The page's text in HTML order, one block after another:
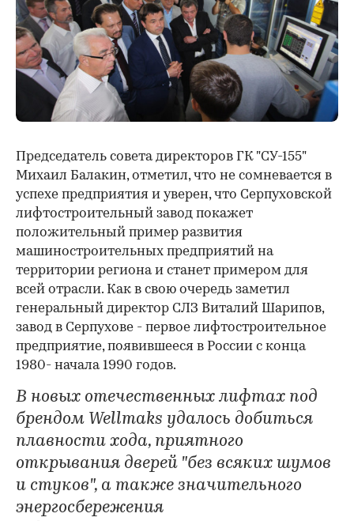
Председатель совета директоров ГК "СУ-155"
Михаил Балакин, отметил, что не сомневается в
успехе предприятия и уверен, что Серпуховской
лифтостроительный завод покажет
положительный пример развития
машиностроительных предприятий на
территории региона и станет примером для
всей отрасли. Как в свою очередь заметил
генеральный директор СЛЗ Виталий Шарипов,
завод в Серпухове - первое лифтостроительное
предприятие, появившееся в России с конца
1980- начала 1990 годов.
В новых отечественных лифтах под
брендом Wellmaks удалось добиться
плавности хода, приятного
открывания дверей "без всяких шумов
и стуков", а также значительного
энергосбережения